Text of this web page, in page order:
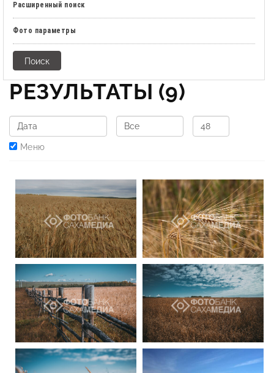
Расширенный поиск
Фото параметры
РЕЗУЛЬТАТЫ (9)
Меню